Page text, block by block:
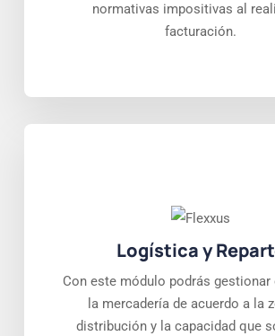
normativas impositivas al
facturación.
Logística y
Con este módulo podrás gestionar
la mercadería de acuerdo a la
distribución y la capacidad que